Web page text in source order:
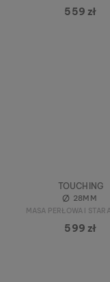
559 zł
TOUCHING
28MM
MASA PERŁOWA I
599 zł